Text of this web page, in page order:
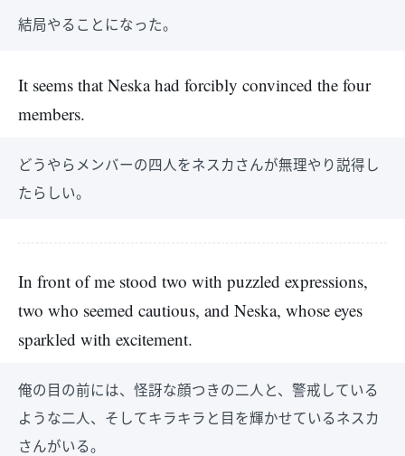
結局やることになった。
It seems that Neska had forcibly convinced the four
members.
どうやらメンバーの四人をネスカさんが無理やり説得し
たらしい。
In front of me stood two with puzzled expressions,
two who seemed cautious, and Neska, whose eyes
sparkled with excitement.
俺の目の前には、怪訝な顔つきの二人と、警戒している
ような二人、そしてキラキラと目を輝かせているネスカ
さんがいる。